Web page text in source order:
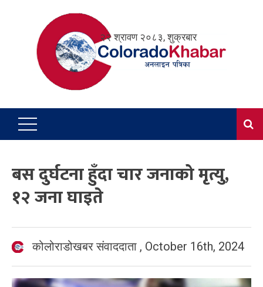
२२ श्रावण २०८३, शुक्रबार
बस दुर्घटना हुँदा चार जनाको मृत्यु,
१२ जना घाइते
कोलोराडोखबर संवाददाता , October 16th, 2024